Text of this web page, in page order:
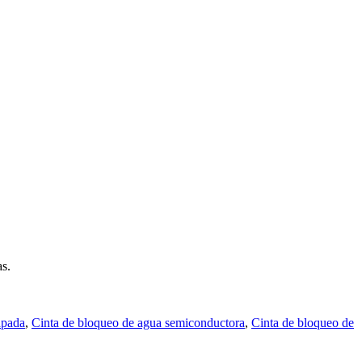
, Cinta de bloqueo de agua semiconductora, Cinta de bloqueo de